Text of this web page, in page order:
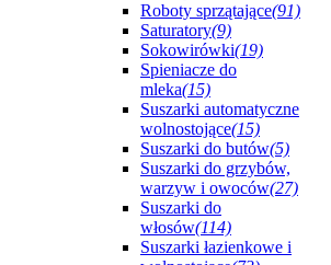
Roboty sprzątające(91)
Saturatory(9)
Sokowirówki(19)
Spieniacze do
mleka(15)
Suszarki automatyczne
wolnostojące(15)
Suszarki do butów(5)
Suszarki do grzybów,
warzyw i owoców(27)
Suszarki do
włosów(114)
Suszarki łazienkowe i